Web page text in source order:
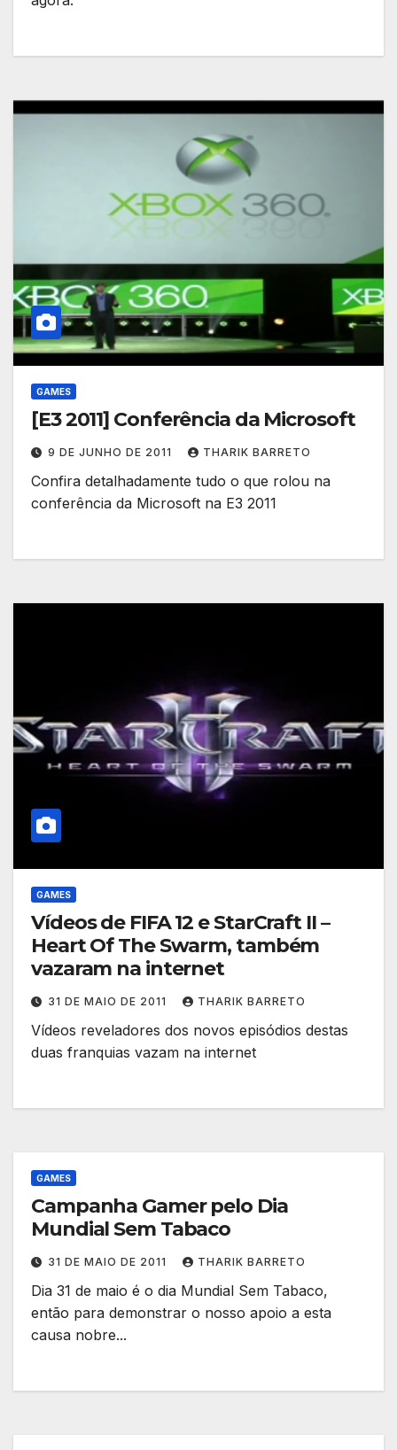
GAMES
[E3 2011] Conferência da Microsoft
9 DE JUNHO DE 2011 THARIK BARRETO
Confira detalhadamente tudo o que rolou na
conferência da Microsoft na E3 2011
GAMES
Vídeos de FIFA 12 e StarCraft II –
Heart Of The Swarm, também
vazaram na internet
31 DE MAIO DE 2011 THARIK BARRETO
Vídeos reveladores dos novos episódios destas
duas franquias vazam na internet
GAMES
Campanha Gamer pelo Dia
Mundial Sem Tabaco
31 DE MAIO DE 2011 THARIK BARRETO
Dia 31 de maio é o dia Mundial Sem Tabaco,
então para demonstrar o nosso apoio a esta
causa nobre...